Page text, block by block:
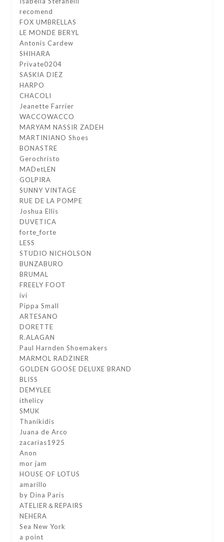
recomend
FOX UMBRELLAS
LE MONDE BERYL
Antonis Cardew
SHIHARA
Private0204
SASKIA DIEZ
HARPO
CHACOLI
Jeanette Farrier
WACCOWACCO
MARYAM NASSIR ZADEH
MARTINIANO Shoes
BONASTRE
Gerochristo
MADetLEN
GOLPIRA
SUNNY VINTAGE
RUE DE LA POMPE
Joshua Ellis
DUVETICA
forte_forte
LESS
STUDIO NICHOLSON
BUNZABURO
BRUMAL
FREELY FOOT
ivi
Pippa Small
ARTESANO
DORETTE
R.ALAGAN
Paul Harnden Shoemakers
MARMOL RADZINER
GOLDEN GOOSE DELUXE BRAND
BLISS
DEMYLEE
ithelicy
SMUK
Thanikidis
Juana de Arco
zacarias1925
Anon
mor jam
HOUSE OF LOTUS
amarillo
by Dina Paris
ATELIER＆REPAIRS
NEHERA
Sea New York
a point